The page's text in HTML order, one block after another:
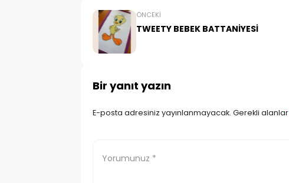
ÖNCEKI
TWEETY BEBEK BATTANİYESİ
Bir yanıt yazın
E-posta adresiniz yayınlanmayacak. Gerekli alanlar